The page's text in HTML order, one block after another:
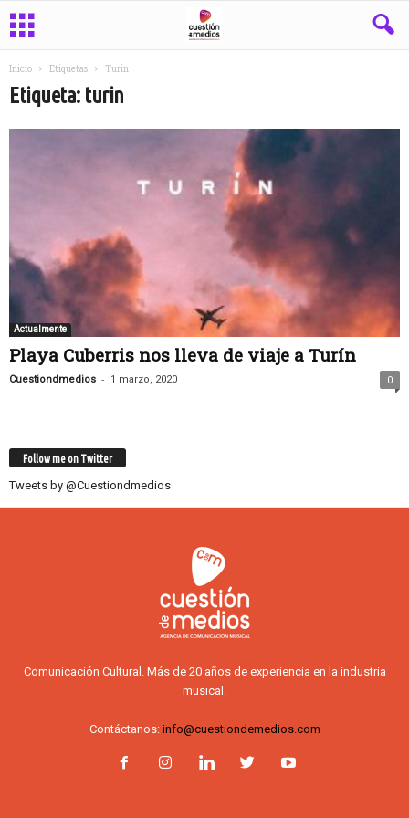
Inicio Etiquetas Turin
Etiqueta: turin
Actualmente
Playa Cuberris nos lleva de viaje a Turín
Cuestiondmedios - 1 marzo, 2020 0
Follow me on Twitter
Tweets by @Cuestiondmedios
Comunicación Cultural. Más de 20 años de experiencia en la industria
musical.
Contáctanos: info@cuestiondemedios.com